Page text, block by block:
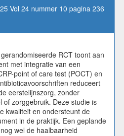
Vol 24 nummer 10 pagina 236
RCT toont aan
met integratie van een
point of care test (POCT) en
reduceert
eerstelijnszorg, zonder
of zorggebruik. Deze studie is
kwaliteit en ondersteunt de
in de praktijk. Een geplande
wel de haalbaarheid